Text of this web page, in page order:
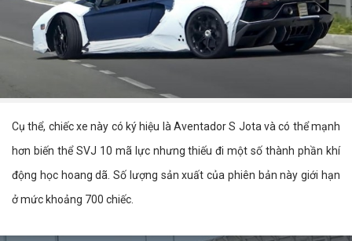
Cụ thể, chiếc xe này có ký hiệu là Aventador S Jota và có thể mạnh
hơn biến thể SVJ 10 mã lực nhưng thiếu đi một số thành phần khí
động học hoang dã. Số lượng sản xuất của phiên bản này giới hạn
ở mức khoảng 700 chiếc.